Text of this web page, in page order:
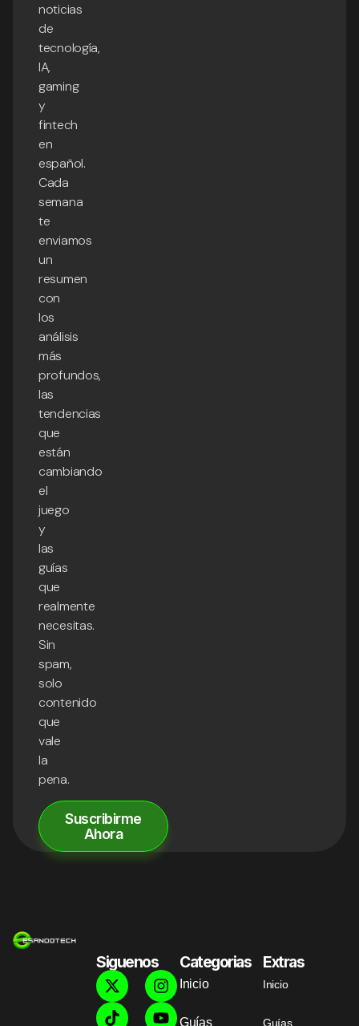
noticias
de
tecnología,
IA,
gaming
y
fintech
en
español.
Cada
semana
te
enviamos
un
resumen
con
los
análisis
más
profundos,
las
tendencias
que
están
cambiando
el
juego
y
las
guías
que
realmente
necesitas.
Sin
spam,
solo
contenido
que
vale
la
pena.
Suscribirme
Ahora
Siguenos Categorias
Inicio
Guías
Extras
Inicio
Guías